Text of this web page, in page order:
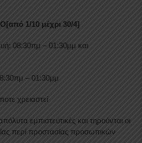
[από 1/10 μέχρι 30/4]
08:30πμ – 01:30μμ και
– 01:30μμ
χρειαστεί
εμπιστευτικές και τηρούνται οι
περί προστασίας προσωπικών